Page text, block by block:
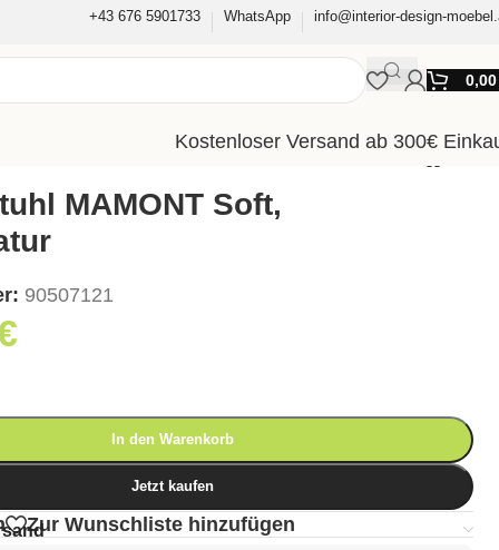
+43 676 5901733 WhatsApp info@interior-design-
Kostenloser Versand ab 300€
MAMONT Soft,
90507121
In den Warenkorb
Jetzt kaufen
Zur Wunschliste hinzufügen